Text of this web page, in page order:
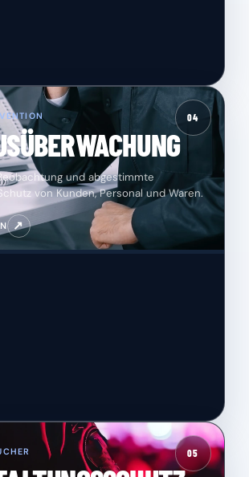
04
und abgestimmte
von Kunden, Personal und Waren.
↗
05